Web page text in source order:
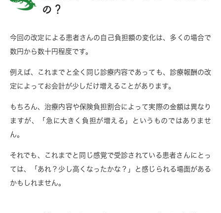
の？
今回の改定による患者さんの自己負担額の変化は、多くの場合で
数円から数十円程度です。
例えば、これまでと全く同じ診療内容であっても、診療報酬の改
定によってお会計が少しだけ増えることがあります。
もちろん、治療内容や保険負担割合によって実際の金額は異なり
ますが、「急に大きく負担が増える」というものではありませ
ん。
それでも、これまでと同じ感覚で受診されている患者さんにとっ
ては、「あれ？少し高くなったかな？」と感じられる場面がある
かもしれません。